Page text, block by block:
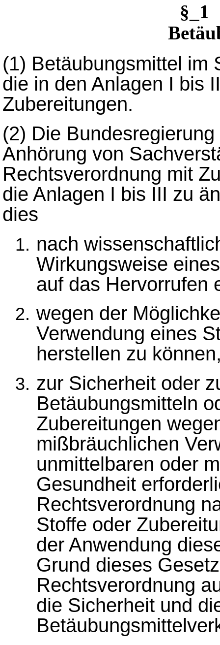
(1) Betäubungsmittel im
die in den Anlagen I bis
Zubereitungen.
(2) Die
Anhörung von
Rechtsverordnung mit
die Anlagen I bis III zu
dies
nach
Wirkungsweise
auf das Hervorrufen
wegen der
Verwendung eines
herstellen zu
zur Sicherheit oder
Betäubungsmitteln
Zubereitungen
mißbräuchlichen
unmittelbaren oder
Gesundheit
Rechtsverordnung
Stoffe oder
der Anwendung
Grund dieses
Rechtsverordnung
die Sicherheit und